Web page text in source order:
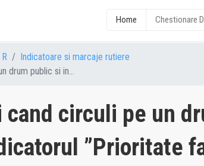
Home Chestionare
R
Indicatoare si marcaje rutiere
drum public si in...
cand circuli pe un
”Prioritate